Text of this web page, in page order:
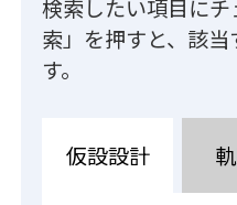
検索したい項目に
索」を押すと、該
す。
仮設設計